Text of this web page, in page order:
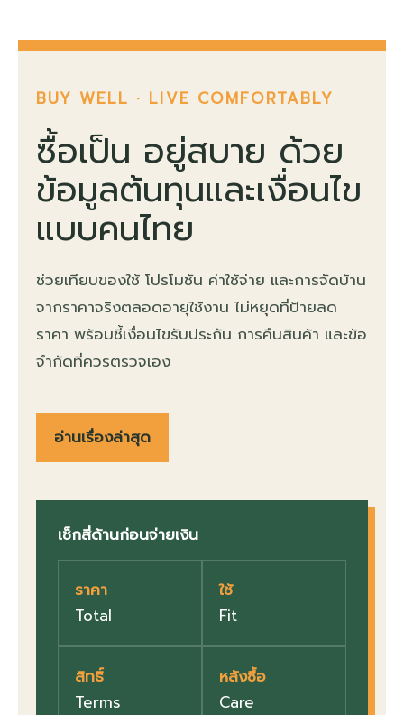
BUY WELL · LIVE COMFORTABLY
ซื้อเป็น อยู่สบาย ด้วย
ข้อมูลต้นทุนและเงื่อนไข
แบบคนไทย
ช่วยเทียบของใช้ โปรโมชัน ค่าใช้จ่าย และการจัดบ้าน
จากราคาจริงตลอดอายุใช้งาน ไม่หยุดที่ป้ายลด
ราคา พร้อมชี้เงื่อนไขรับประกัน การคืนสินค้า และข้อ
จำกัดที่ควรตรวจเอง
อ่านเรื่องล่าสุด
เช็กสี่ด้านก่อนจ่ายเงิน
ราคา
Total
ใช้
Fit
สิทธิ์
Terms
หลังซื้อ
Care